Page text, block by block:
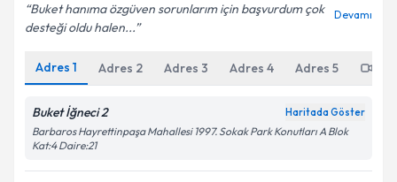
Buket hanıma özgüven sorunlarım için başvurdum çok
desteği oldu halen...
Devamı
Adres 1 Adres 2 Adres 3 Adres 4 Adres 5
Buket İğneci 2 Haritada Göster
Barbaros Hayrettinpaşa Mahallesi 1997. Sokak Park Konutları A Blok
Kat:4 Daire:21